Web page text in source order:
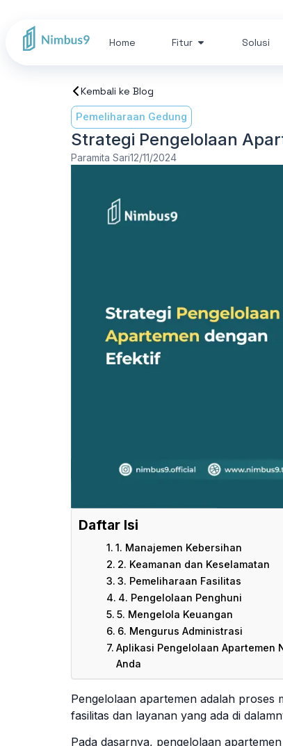
Home Fitur Solusi
Kembali ke Blog
Pemeliharaan Gedung
Strategi Pengelolaan
Paramita Sari12/11/2024
Daftar Isi
1. Manajemen Kebersihan
2. Keamanan dan Keselamatan
3. Pemeliharaan Fasilitas
4. Pengelolaan Penghuni
5. Mengelola Keuangan
6. Mengurus Administrasi
Aplikasi Pengelolaan Apartemen
Anda
Pengelolaan apartemen adalah proses
fasilitas dan layanan yang ada di
Pada dasarnya, pengelolaan